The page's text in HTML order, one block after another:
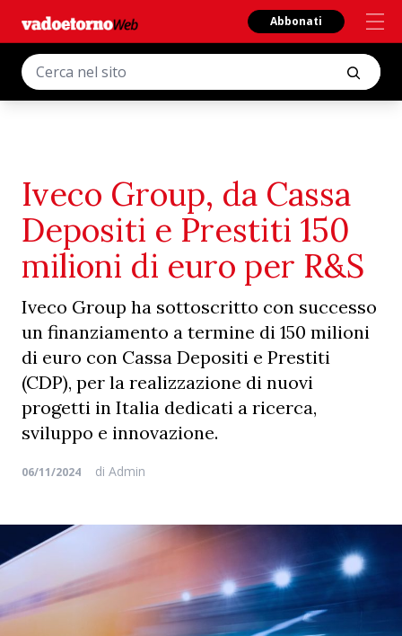
Abbonati
Iveco Group, da Cassa
Depositi e Prestiti 150
milioni di euro per R&S
Iveco Group ha sottoscritto con successo
un finanziamento a termine di 150 milioni
di euro con Cassa Depositi e Prestiti
(CDP), per la realizzazione di nuovi
progetti in Italia dedicati a ricerca,
sviluppo e innovazione.
06/11/2024 di Admin